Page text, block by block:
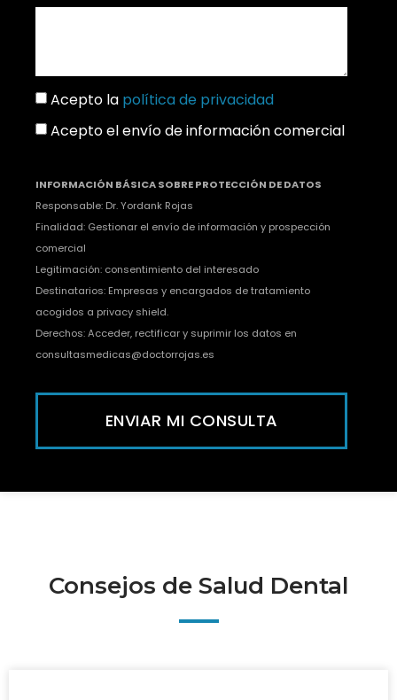
Acepto la política de privacidad
Acepto el envío de información comercial
INFORMACIÓN BÁSICA SOBRE PROTECCIÓN DE DATOS
Responsable: Dr. Yordank Rojas
Finalidad: Gestionar el envío de información y prospección
comercial
Legitimación: consentimiento del interesado
Destinatarios: Empresas y encargados de tratamiento
acogidos a privacy shield.
Derechos: Acceder, rectificar y suprimir los datos en
consultasmedicas@doctorrojas.es
ENVIAR MI CONSULTA
Consejos de Salud Dental